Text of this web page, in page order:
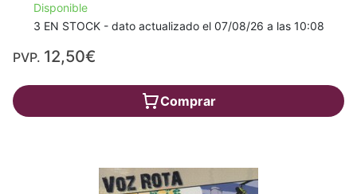
Disponible
3 EN STOCK - dato actualizado el 07/08/26 a las 10:08
PVP. 12,50€
Comprar